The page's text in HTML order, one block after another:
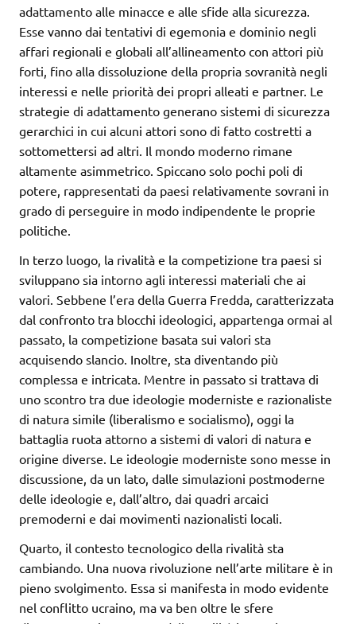
adattamento alle minacce e alle sfide alla sicurezza.
Esse vanno dai tentativi di egemonia e dominio negli
affari regionali e globali all’allineamento con attori più
forti, fino alla dissoluzione della propria sovranità negli
interessi e nelle priorità dei propri alleati e partner. Le
strategie di adattamento generano sistemi di sicurezza
gerarchici in cui alcuni attori sono di fatto costretti a
sottomettersi ad altri. Il mondo moderno rimane
altamente asimmetrico. Spiccano solo pochi poli di
potere, rappresentati da paesi relativamente sovrani in
grado di perseguire in modo indipendente le proprie
politiche.
In terzo luogo, la rivalità e la competizione tra paesi si
sviluppano sia intorno agli interessi materiali che ai
valori. Sebbene l’era della Guerra Fredda, caratterizzata
dal confronto tra blocchi ideologici, appartenga ormai al
passato, la competizione basata sui valori sta
acquisendo slancio. Inoltre, sta diventando più
complessa e intricata. Mentre in passato si trattava di
uno scontro tra due ideologie moderniste e razionaliste
di natura simile (liberalismo e socialismo), oggi la
battaglia ruota attorno a sistemi di valori di natura e
origine diverse. Le ideologie moderniste sono messe in
discussione, da un lato, dalle simulazioni postmoderne
delle ideologie e, dall’altro, dai quadri arcaici
premoderni e dai movimenti nazionalisti locali.
Quarto, il contesto tecnologico della rivalità sta
cambiando. Una nuova rivoluzione nell’arte militare è in
pieno svolgimento. Essa si manifesta in modo evidente
nel conflitto ucraino, ma va ben oltre le sfere